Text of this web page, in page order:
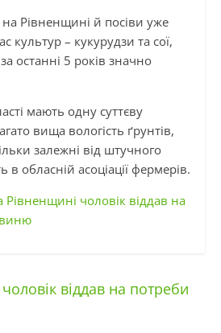
Рівненщині й посіви уже
культур – кукурудзи та сої,
останні 5 років значно
мають одну суттєву
вища вологість ґрунтів,
залежні від штучного
обласній асоціації фермерів.
Рівненщині чоловік віддав на
віддав на потреби